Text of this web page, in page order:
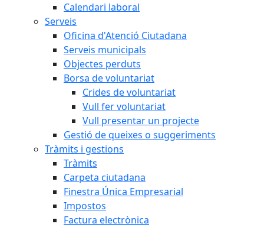
Calendari laboral
Serveis
Oficina d'Atenció Ciutadana
Serveis municipals
Objectes perduts
Borsa de voluntariat
Crides de voluntariat
Vull fer voluntariat
Vull presentar un projecte
Gestió de queixes o suggeriments
Tràmits i gestions
Tràmits
Carpeta ciutadana
Finestra Única Empresarial
Impostos
Factura electrònica